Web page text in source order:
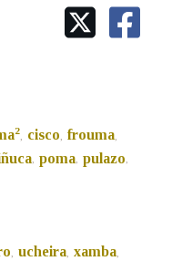
CORPORATIVA
DEL ADALID
HOMENAXEADAS
PALABRAS
2, cisco, frouma,
, poma, pulazo,
, ucheira, xamba,